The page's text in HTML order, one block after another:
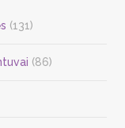
(131)
(86)